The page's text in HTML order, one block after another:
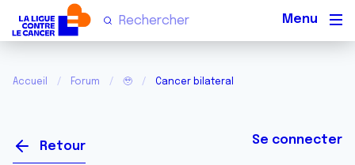
Accueil Forum 🥹 Cancer bilateral
Retour Se connecter